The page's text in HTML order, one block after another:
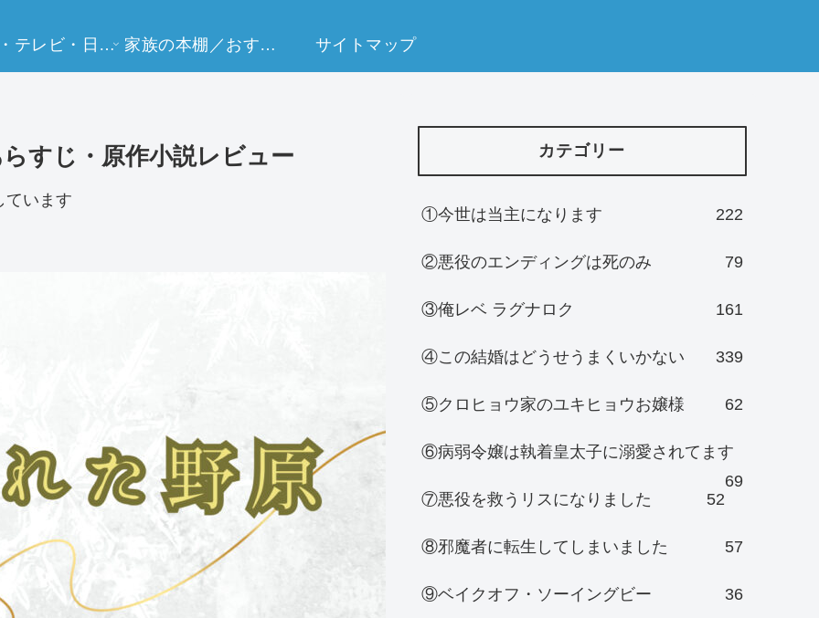
映画・テレビ・日常生活 家族の本棚／おすすめミュージアム サイトマップ
すじ・原作小説レビュー
います
カテゴリー
①今世は当主になります 222
②悪役のエンディングは死のみ 79
③俺レベ ラグナロク 161
④この結婚はどうせうまくいかない 339
⑤クロヒョウ家のユキヒョウお嬢様 62
⑥病弱令嬢は執着皇太子に溺愛されてます
69
⑦悪役を救うリスになりました
52
⑧邪魔者に転生してしまいました 57
⑨ベイクオフ・ソーイングビー 36